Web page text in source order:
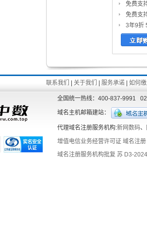
免费支
免费支
3年9折
联系我们 |关于我们 |服务承诺 |如何
全国统一热线：400-837-9991
域名主机邮箱建站：
代理域名注册服务机构:新网数码、
增值电信业务经营许可证 域名注
域名注册服务机构批复 苏 D3-